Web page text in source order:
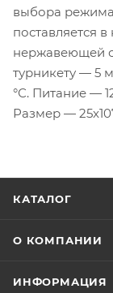
выбора
поставляется
нержавеющей
турникету — 5
°С. Питание —
Размер —
КАТАЛОГ
О КОМПАНИИ
ИНФОРМАЦИЯ